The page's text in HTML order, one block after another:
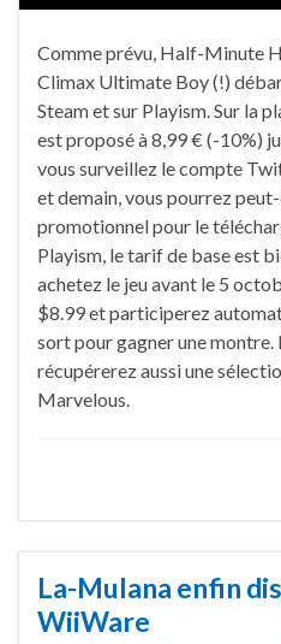
Comme prévu, Half-Minute
Climax Ultimate Boy (!)
Steam et sur Playism. Sur la
est proposé à 8,99 € (-10%)
vous surveillez le compte
et demain, vous pourrez
promotionnel pour le
Playism, le tarif de base est
achetez le jeu avant le 5
$8.99 et participerez
sort pour gagner une montre.
récupérerez aussi une
Marvelous.
La-Mulana enfin
WiiWare